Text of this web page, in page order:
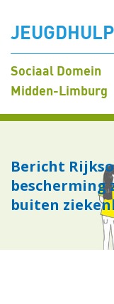
JEUGDHULP
Sociaal Domein
Midden-Limburg
Bericht
bescherming
buiten